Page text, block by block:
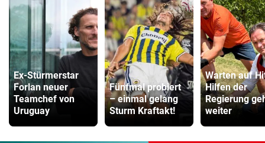
Ex-Stürmerstar
Forlan neuer
Teamchef von
Uruguay
Fünfmal probiert
– einmal gelang
Sturm Kraftakt!
Warten auf
Hilfen der
Regierung
weiter